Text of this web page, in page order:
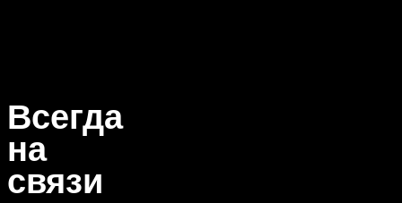
Всегда
на
связи